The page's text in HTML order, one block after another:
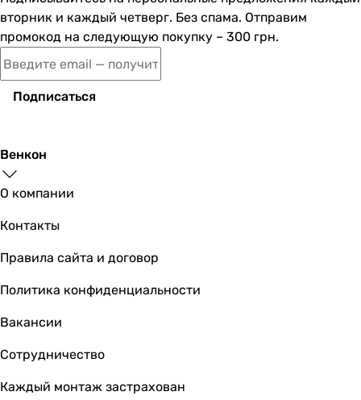
вторник и каждый четверг. Без спама. Отправим
промокод на следующую покупку – 300 грн.
Подписаться
Венкон
О компании
Контакты
Правила сайта и договор
Политика конфиденциальности
Вакансии
Сотрудничество
Каждый монтаж застрахован